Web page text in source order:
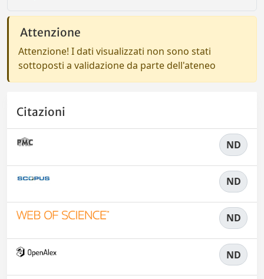
Attenzione
Attenzione! I dati visualizzati non sono stati
sottoposti a validazione da parte dell'ateneo
Citazioni
ND
ND
ND
ND